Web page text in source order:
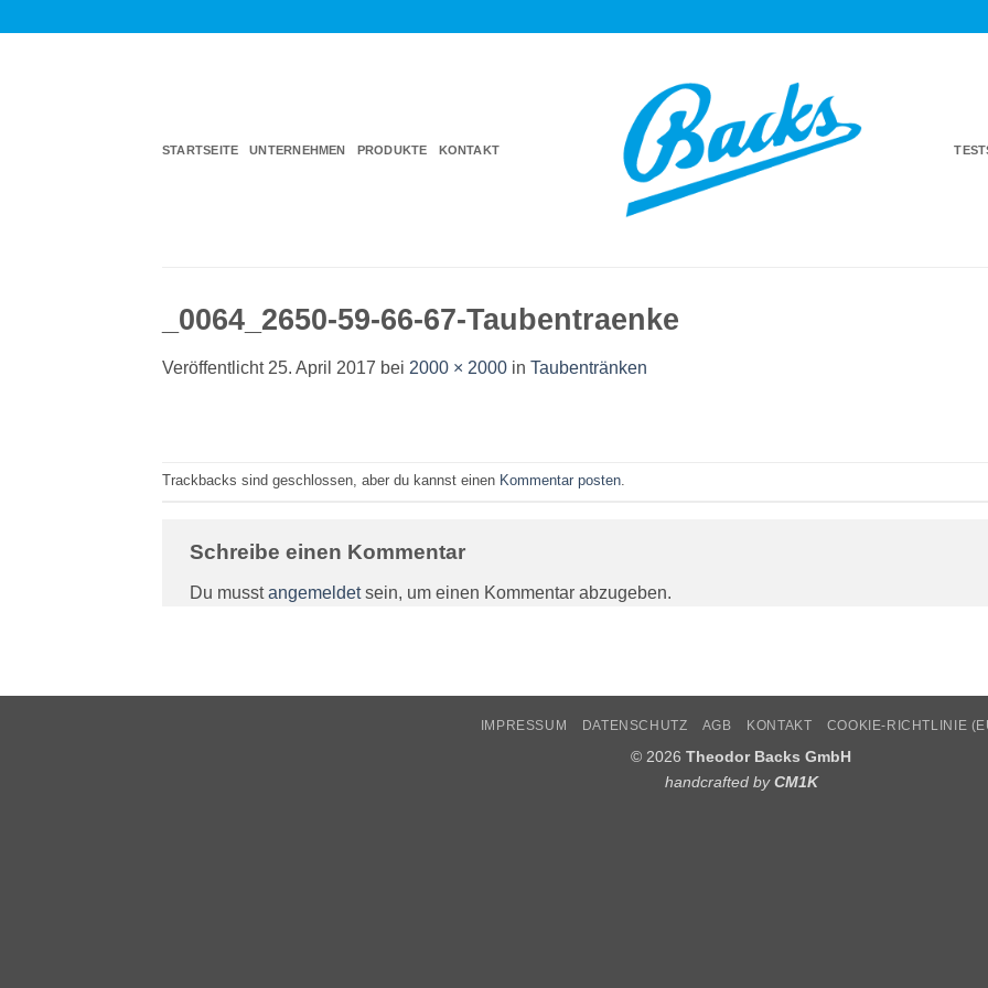
STARTSEITE UNTERNEHMEN PRODUKTE KONTAKT
_0064_2650-59-66-67-Taubentraenke
Veröffentlicht 25. April 2017 bei 2000 × 2000 in Taubentränken
Trackbacks sind geschlossen, aber du kannst einen Kommentar posten
Schreibe einen Kommentar
Du musstangemeldetsein, um einen Kommentar abzugeben.
IMPRESSUM DATENSCHUTZ AGB KONTAKT COOKIE-RICHTLINIE
© 2026 Theodor Backs GmbH
handcrafted byCM1K